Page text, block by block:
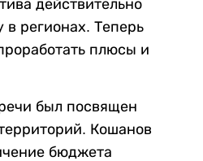
действительно
в регионах. Теперь
плюсы и
был посвящен
Кошанов
бюджета